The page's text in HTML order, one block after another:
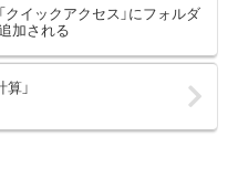
クイックアクセス」にフォルダ
加される
」